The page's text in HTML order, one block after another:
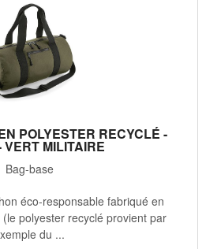
POLYESTER RECYCLÉ -
VERT MILITAIRE
Bag-base
éco-responsable fabriqué en
polyester recyclé provient par
du ...